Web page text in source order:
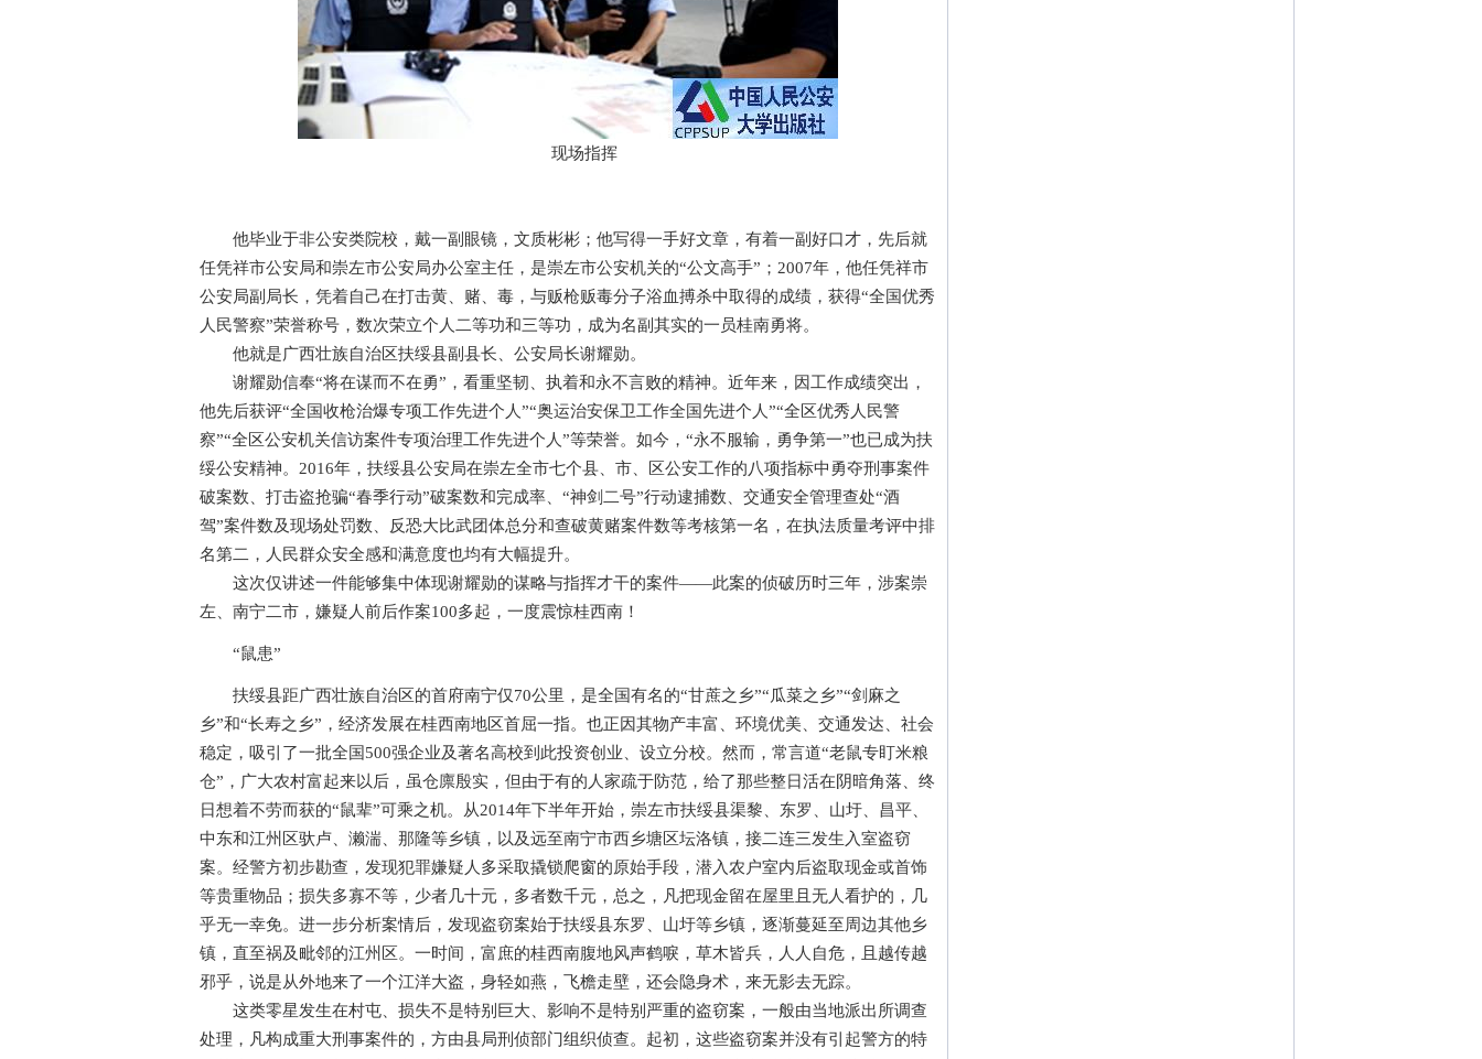
现场指挥
他毕业于非公安类院校，戴一副眼镜，文质彬彬；他写得一手好文章，有着一副好口才，先后就
任凭祥市公安局和崇左市公安局办公室主任，是崇左市公安机关的“公文高手”；2007年，他任凭祥市
公安局副局长，凭着自己在打击黄、赌、毒，与贩枪贩毒分子浴血搏杀中取得的成绩，获得“全国优秀
人民警察”荣誉称号，数次荣立个人二等功和三等功，成为名副其实的一员桂南勇将。
他就是广西壮族自治区扶绥县副县长、公安局长谢耀勋。
谢耀勋信奉“将在谋而不在勇”，看重坚韧、执着和永不言败的精神。近年来，因工作成绩突出，
他先后获评“全国收枪治爆专项工作先进个人”“奥运治安保卫工作全国先进个人”“全区优秀人民警
察”“全区公安机关信访案件专项治理工作先进个人”等荣誉。如今，“永不服输，勇争第一”也已成为扶
绥公安精神。2016年，扶绥县公安局在崇左全市七个县、市、区公安工作的八项指标中勇夺刑事案件
破案数、打击盗抢骗“春季行动”破案数和完成率、“神剑二号”行动逮捕数、交通安全管理查处“酒
驾”案件数及现场处罚数、反恐大比武团体总分和查破黄赌案件数等考核第一名，在执法质量考评中排
名第二，人民群众安全感和满意度也均有大幅提升。
这次仅讲述一件能够集中体现谢耀勋的谋略与指挥才干的案件——此案的侦破历时三年，涉案崇
左、南宁二市，嫌疑人前后作案100多起，一度震惊桂西南！
“鼠患”
扶绥县距广西壮族自治区的首府南宁仅70公里，是全国有名的“甘蔗之乡”“瓜菜之乡”“剑麻之
乡”和“长寿之乡”，经济发展在桂西南地区首屈一指。也正因其物产丰富、环境优美、交通发达、社会
稳定，吸引了一批全国500强企业及著名高校到此投资创业、设立分校。然而，常言道“老鼠专盯米粮
仓”，广大农村富起来以后，虽仓廪殷实，但由于有的人家疏于防范，给了那些整日活在阴暗角落、终
日想着不劳而获的“鼠辈”可乘之机。从2014年下半年开始，崇左市扶绥县渠黎、东罗、山圩、昌平、
中东和江州区驮卢、濑湍、那隆等乡镇，以及远至南宁市西乡塘区坛洛镇，接二连三发生入室盗窃
案。经警方初步勘查，发现犯罪嫌疑人多采取撬锁爬窗的原始手段，潜入农户室内后盗取现金或首饰
等贵重物品；损失多寡不等，少者几十元，多者数千元，总之，凡把现金留在屋里且无人看护的，几
乎无一幸免。进一步分析案情后，发现盗窃案始于扶绥县东罗、山圩等乡镇，逐渐蔓延至周边其他乡
镇，直至祸及毗邻的江州区。一时间，富庶的桂西南腹地风声鹤唳，草木皆兵，人人自危，且越传越
邪乎，说是从外地来了一个江洋大盗，身轻如燕，飞檐走壁，还会隐身术，来无影去无踪。
这类零星发生在村屯、损失不是特别巨大、影响不是特别严重的盗窃案，一般由当地派出所调查
处理，凡构成重大刑事案件的，方由县局刑侦部门组织侦查。起初，这些盗窃案并没有引起警方的特